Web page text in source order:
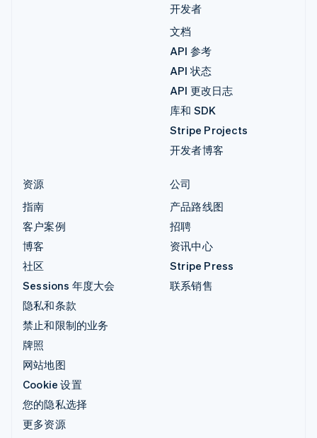
开发者
文档
API 参考
API 状态
API 更改日志
库和 SDK
Stripe Projects
开发者博客
资源
指南
客户案例
博客
社区
Sessions 年度大会
隐私和条款
禁止和限制的业务
牌照
网站地图
Cookie 设置
您的隐私选择
更多资源
公司
产品路线图
招聘
资讯中心
Stripe Press
联系销售